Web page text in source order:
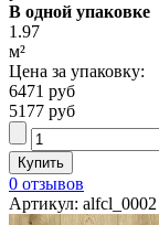
В одной упаковке
1.97
м²
Цена за упаковку:
6471 руб
5177 руб
0 отзывов
Артикул: alfcl_0002